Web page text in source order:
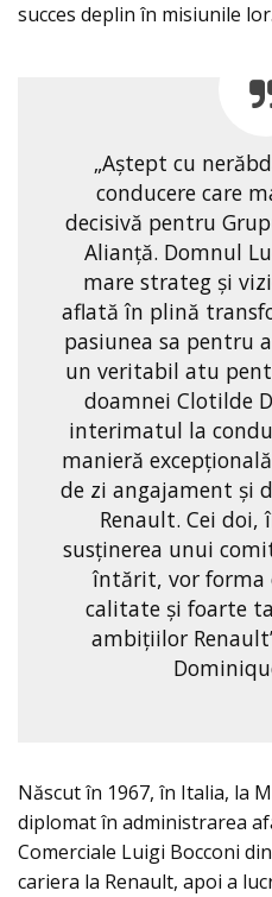
succes deplin în misiunile lor.
„Aștept cu
conducere care
decisivă pentru
Alianță. Domnul
mare strateg și
aflată în plină
pasiunea sa pentru
un veritabil atu
doamnei Clotilde
interimatul la
manieră
de zi angajament și
Renault. Cei doi,
susținerea unui
întărit, vor forma
calitate și foarte
ambițiilor
Născut în 1967, în Italia, la
diplomat în administrarea
Comerciale Luigi Bocconi
cariera la Renault, apoi a